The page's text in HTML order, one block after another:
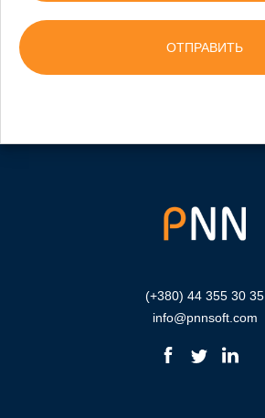
(+380) 44 355 30 35
info@pnnsoft.com